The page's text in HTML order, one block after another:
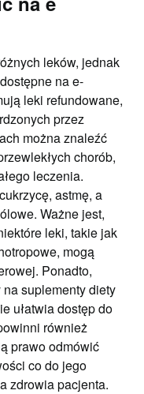
leków, jednak
na e-
leki refundowane,
przez
można znaleźć
chorób,
leczenia.
astmę, a
Ważne jest,
leki, takie jak
mogą
Ponadto,
suplementy diety
ułatwia dostęp do
również
prawo odmówić
co do jego
zdrowia pacjenta.